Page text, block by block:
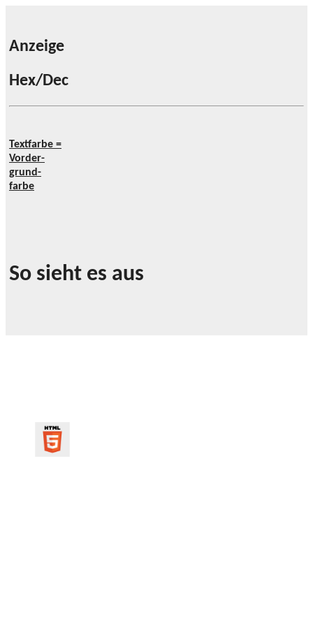
Anzeige
Hex/Dec
Textfarbe =
Vorder-
grund-
farbe
So sieht es aus